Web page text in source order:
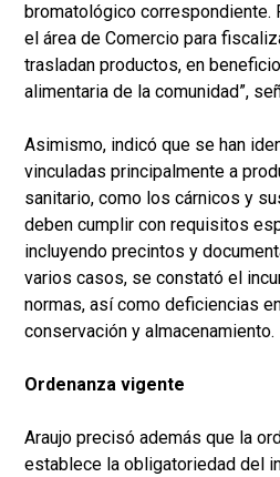
bromatológico correspondiente.
el área de Comercio para
trasladan productos, en
alimentaria de la comunidad”,
Asimismo, indicó que se han
vinculadas principalmente a
sanitario, como los cárnicos y
deben cumplir con requisitos
incluyendo precintos y
varios casos, se constató el
normas, así como deficiencias
conservación y almacenamiento.
Ordenanza vigente
Araujo precisó además que la
establece la obligatoriedad del